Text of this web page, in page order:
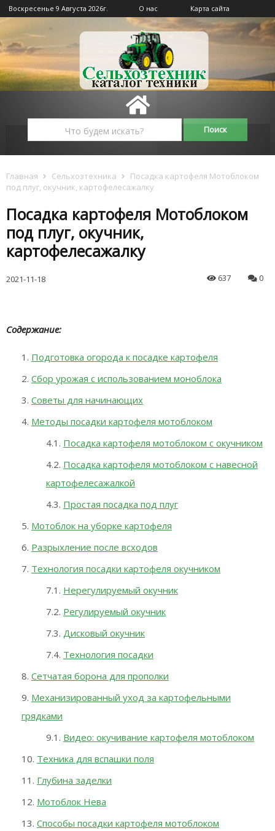
Воскресенье 9 Августа 2026г. О нас Карта сайта
Главная Сельхозтехника
Посадка картофеля Мотоблоком
под плуг, окучник, картофелесажалку
Посадка картофеля Мотоблоком
под плуг, окучник,
картофелесажалку
2021-11-18 637 0
Содержание:
Подготовка огорода к посадке картофеля
Сбор урожая с использованием моноблока
Советы для начинающих
Методы посадки картофеля мотоблоком
Посадка картофеля мотоблоком с окучником
Посадка картофеля мотоблоком с навесной
картофелесажалкой
Простая посадка под плуг
Мотоблок на уборке картофеля
Разрыхление после всходов
Технология посадки картофеля окучником
Нерегулируемый окучник
Регулируемый окучник
Дисковый окучник
Технология посадки
Сетчатая борона для прополки
Механизированный уход за картофельными
грядками
Видео: окучивание картофеля мотоблоком
Техника для вспашки поля
Глубина заделки
Мотоблок Нева
Способы посадки картофеля мотоблоком